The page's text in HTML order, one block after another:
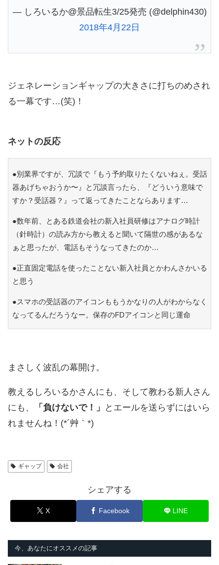
— しろいるか@景品転生3/25発売 (@delphin430)
2018年4月22日
ジェネレーションギャップの大きさに打ちのめされ
る一幕です…(笑)！
ネットの反応
●別業界ですが、冗談で『もう予約取りたくないねぇ。受話
器あげちゃおうか〜』と冗談言ったら、『どういう意味で
すか？受話器？』って返ってきたことならあります…
●数年前、とある鉄道会社の新入社員研修はアナログ時計
（針時計）の読み方から教えると聞いて隔世の感があるな
ぁと思ったが、電話もそうなってきたのか…
●正直固定電話を使ったことない新入社員とかわんさかいる
と思う
●スマホの受話器のアイコンももうかなりの人がわからなく
なってるんだろうなー。保存のFDアイコンと同じ運命
まさしく波乱の幕開け。
教えるしろいるかさんにも、そして教わる新人さん
にも、
「負けないで！」
とエールを送らずにはいら
れませんね！(*´艸｀*)
ギャップ 会社
シェアする
X Facebook LINE
今、あなたにオススメの記事